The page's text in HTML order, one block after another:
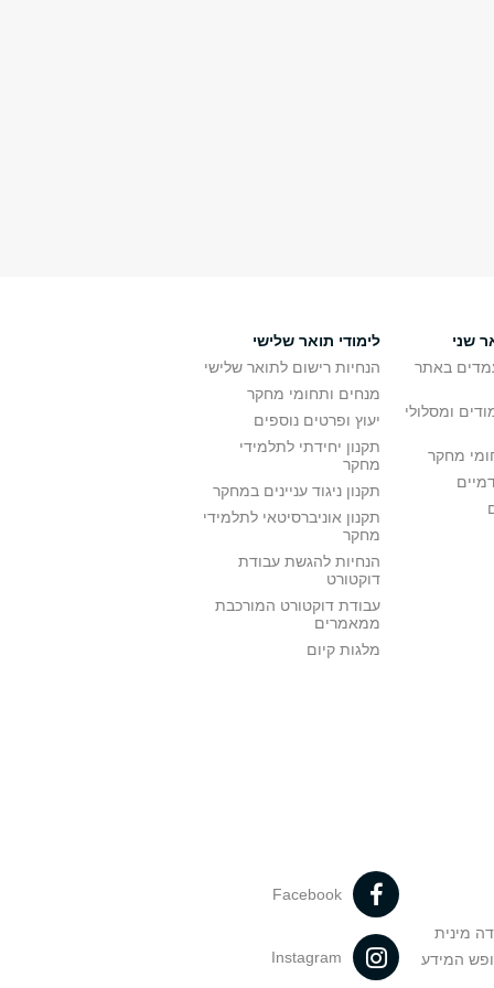
שני
באתר
ומסלולי
מחקר
לימודי תואר שלישי
הנחיות רישום לתואר שלישי
מנחים ותחומי מחקר
יעוץ ופרטים נוספים
תקנון יחידתי לתלמידי
מחקר
תקנון ניגוד עניינים במחקר
תקנון אוניברסיטאי לתלמידי
מחקר
הנחיות להגשת עבודת
דוקטורט
עבודת דוקטורט המורכבת
ממאמרים
מלגות קיום
מינית
המידע
Facebook
Instagram